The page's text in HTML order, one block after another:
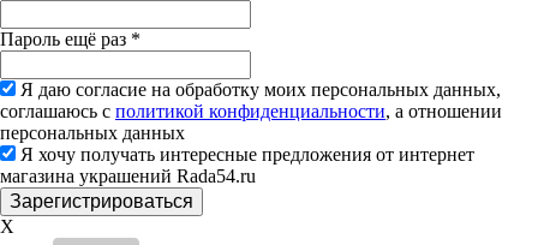
Пароль ещё раз *
Я даю согласие на обработку моих персональных данных,
соглашаюсь с политикой конфиденциальности, а отношении
персональных данных
Я хочу получать интересные предложения от интернет
магазина украшений Rada54.ru
X